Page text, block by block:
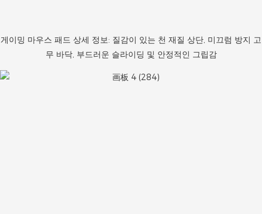
게이밍 마우스 패드 상세 정보: 질감이 있는 천 재질 상단, 미끄럼 방지 고
무 바닥, 부드러운 슬라이딩 및 안정적인 그립감